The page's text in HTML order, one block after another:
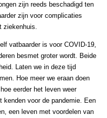
zijn reeds beschadigd ten
zijn voor complicaties
ziekenhuis.
vatbaarder is voor COVID-19,
besmet groter wordt. Beide
Laten we in deze tijd
Hoe meer we eraan doen
eerder het leven weer
kenden voor de pandemie. Een
een leven met voordelen van